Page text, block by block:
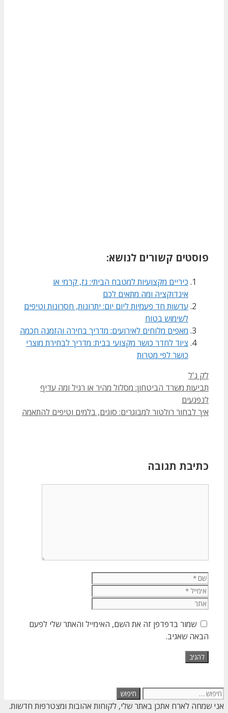
פוסטים קשורים לנושא:
כיריים מקצועיות למטבח הביתי: גז, קרמי או
אינדוקציה ומה מתאים לכם
עדשות חד פעמיות ליום יום: יתרונות, חסרונות וטיפים
לשימוש בטוח
מאפים מלוחים לאירועים: מדריך בחירה והזמנה חכמה
ציוד לחדר כושר מקצועי בבית: מדריך לבחירת מוצרי
כושר לפי מטרות
קטגוריות
לק ג'ל
תביעות משרד הביטחון: מסלול מהיר או רגיל ומה עדיף
לנפגעים
איך לבחור רולטור למבוגרים: סוגים, בלמים וטיפים להתאמה
כתיבת תגובה
שם
שמור בדפדפן זה את השם, האימייל והאתר שלי לפעם
הבאה שאגיב.
חיפוש:
אני שמחה לארח אתכן באתר שלי, לקוחות אהובות ומצטרפות חדשות.